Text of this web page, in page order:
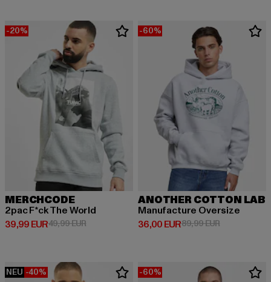
-20%
MERCHCODE
2pac F*ck The World
39,99 EUR
Derzeitiger Preis: 39,99 EUR
49,99 EURAktionspreis: 49,99 EUR
-60%
ANOTHER COTTON LAB
Manufacture Oversize
36,00 EUR
Derzeitiger Preis: 36,00 EUR
89,99 EURAktionspreis:
NEU -40% -60%